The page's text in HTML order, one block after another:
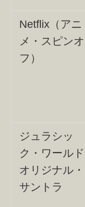
Netflix（アニ
メ・スピンオ
フ）
ジュラシッ
ク・ワールド
オリジナル・
サントラ